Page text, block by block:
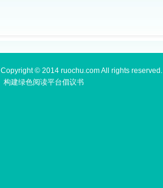
Copyright © 2014 ruochu.com All rights reserved.
构建绿色阅读平台倡议书